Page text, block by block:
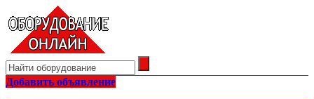
Добавить объявление